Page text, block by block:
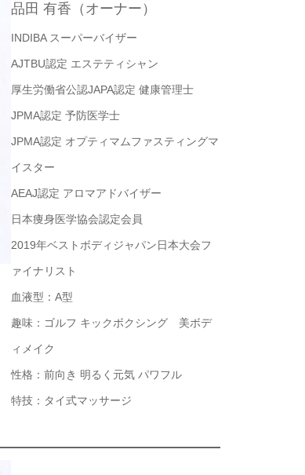
品田 有香（オーナー）
INDIBA スーパーバイザー
AJTBU認定 エステティシャン
厚生労働省公認JAPA認定 健康管理士
JPMA認定 予防医学士
JPMA認定 オプティマムファスティングマ
イスター
AEAJ認定 アロマアドバイザー
日本痩身医学協会認定会員
2019年ベストボディジャパン日本大会フ
ァイナリスト
血液型：A型
趣味：ゴルフ キックボクシング 美ボデ
ィメイク
性格：前向き 明るく元気 パワフル
特技：タイ式マッサージ